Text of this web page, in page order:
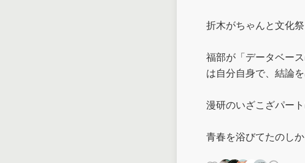
折木がちゃんと文化
福部が「データベー
は自分自身で、結論
漫研のいざこざパー
青春を浴びてたのし